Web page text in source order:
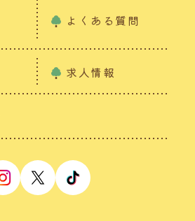
よくある質問
求人情報